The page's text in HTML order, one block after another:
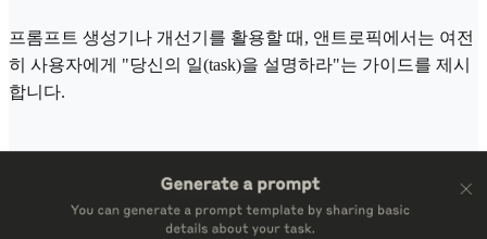
프롬프트 생성기나 개선기를 활용할 때, 앤트로픽에서는 여전
히 사용자에게 "당신의 일(task)을 설명하라"는 가이드를 제시
합니다.